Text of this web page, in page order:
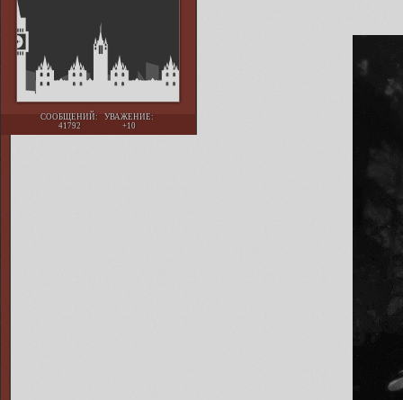
СООБЩЕНИЙ:
41792
УВАЖЕНИЕ:
+10